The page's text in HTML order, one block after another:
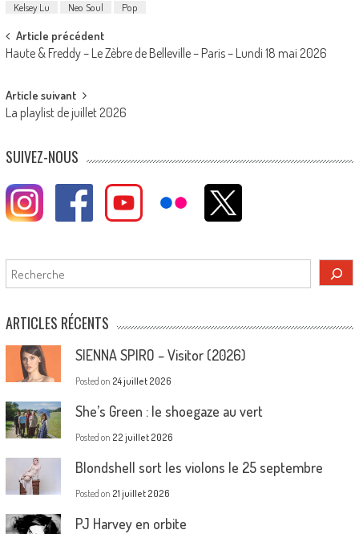
Kelsey Lu
Neo Soul Pop
Post
navigation
Article précédent
Haute & Freddy – Le Zèbre de Belleville – Paris – Lundi 18 mai 2026
Article suivant
La playlist de juillet 2026
SUIVEZ-NOUS
Rechercher
ARTICLES RÉCENTS
SIENNA SPIRO – Visitor (2026)
Posted on 24 juillet 2026
She’s Green : le shoegaze au vert
Posted on 22 juillet 2026
Blondshell sort les violons le 25 septembre
Posted on 21 juillet 2026
PJ Harvey en orbite